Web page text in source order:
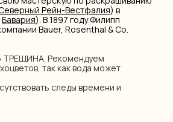
Рейн-Вестфалия) в
Бавария). В 1897 году Филипп
Bauer, Rosenthal & Co.
ТРЕЩИНА. Рекомендуем
так как вода может
следы времени и